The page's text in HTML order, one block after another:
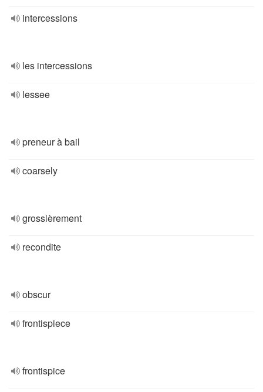
intercessions
les intercessions
lessee
preneur à bail
coarsely
grossièrement
recondite
obscur
frontispiece
frontispice